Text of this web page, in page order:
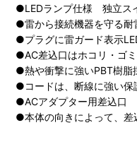
●LEDランプ仕様 独立ス
●雷から接続機器を守る耐
●プラグに雷ガード表示
●AC差込口はホコリ・ゴ
●熱や衝撃に強いPBT樹脂
●コードは、断線に強い保
●ACアダプター用差込口
●本体の向きによって、差